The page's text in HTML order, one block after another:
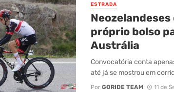
ESTRADA
Neozelandeses
próprio bolso
Austrália
Convocatória conta
até já se mostrou em
Por GORIDE TEAM 11 de